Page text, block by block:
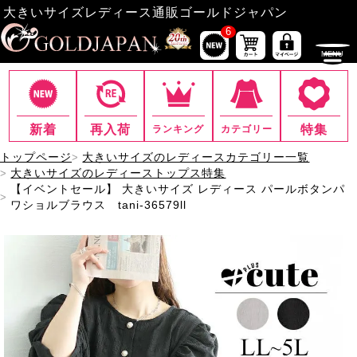
大きいサイズレディース通販ゴールドジャパン
6
新着 再入荷 ランキング カテゴリー 特集
トップページ
大きいサイズのレディースカテゴリー一覧
大きいサイズのレディーストップス特集
【イベントセール】 大きいサイズ レディース パールボタンパ
ワショルブラウス tani-36579ll